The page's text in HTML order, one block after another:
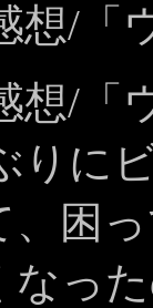
想/
想/
りに
困
っ